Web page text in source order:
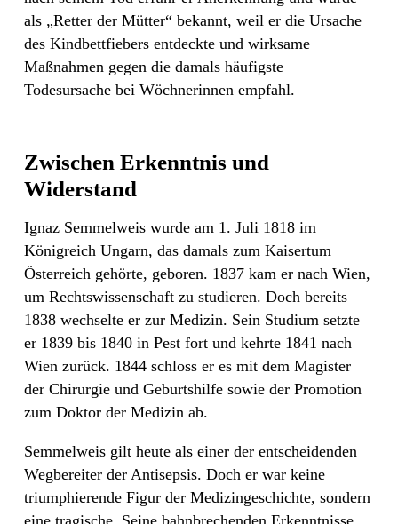
als „Retter der Mütter“ bekannt, weil er die Ursache
des Kindbettfiebers entdeckte und wirksame
Maßnahmen gegen die damals häufigste
Todesursache bei Wöchnerinnen empfahl.
Zwischen Erkenntnis und
Widerstand
Ignaz Semmelweis wurde am 1. Juli 1818 im
Königreich Ungarn, das damals zum Kaisertum
Österreich gehörte, geboren. 1837 kam er nach Wien,
um Rechtswissenschaft zu studieren. Doch bereits
1838 wechselte er zur Medizin. Sein Studium setzte
er 1839 bis 1840 in Pest fort und kehrte 1841 nach
Wien zurück. 1844 schloss er es mit dem Magister
der Chirurgie und Geburtshilfe sowie der Promotion
zum Doktor der Medizin ab.
Semmelweis gilt heute als einer der entscheidenden
Wegbereiter der Antisepsis. Doch er war keine
triumphierende Figur der Medizingeschichte, sondern